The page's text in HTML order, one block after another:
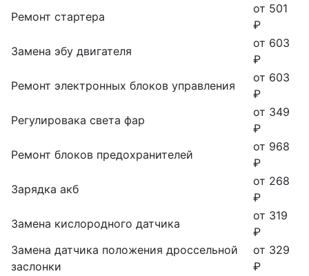
Ремонт стартера
от 501
₽
Замена эбу двигателя
от 603
₽
Ремонт электронных блоков управления
от 603
₽
Регулировака света фар
от 349
₽
Ремонт блоков предохранителей
от 968
₽
Зарядка акб
от 268
₽
Замена кислородного датчика
от 319
₽
Замена датчика положения дроссельной
заслонки
от 329
₽